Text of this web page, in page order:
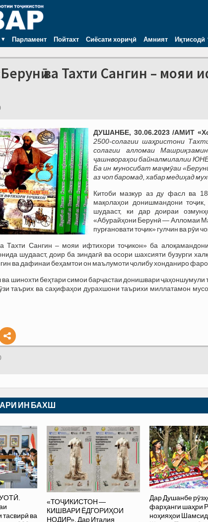
Парламент Пойтахт Сиёсати хориҷӣ Амният Иқтисодӣ
ва Тахти Сангин – мояи
ДУШАНБЕ, 30.06.2023 /АМИТ
2500-солагии шаҳристони
солагии алломаи
ҷашнвораҳои байналмилалии
Ба ин муносибат маҷмӯаи
аз чоп баромад, хабар медиҳад
Китоби мазкур аз ду фасл ва
мақолаҳои донишмандони тоҷик,
шудааст, ки дар доираи
«Абурайҳони Берунӣ — Алломаи
пурғановати тоҷик» гулчин ва рӯи
Тахти Сангин – мояи ифтихори тоҷикон» ба
шудааст, доир ба зиндагӣ ва осори шахсияти бузурги
ва дафинаи беҳамтои он маълумоти ҷолибу хонданиро фаро
шинохти беҳтари симои барҷастаи донишвари ҷаҳоншумули
таърих ва саҳифаҳои дурахшони таърихи миллатамон
ИН БАХШ
тасвирӣ ва
«ТОҶИКИСТОН —
КИШВАРИ ЁДГОРИҲОИ
НОДИР». Дар Италия
Дар Душанбе
фарҳанги шаҳри
ноҳияҳои